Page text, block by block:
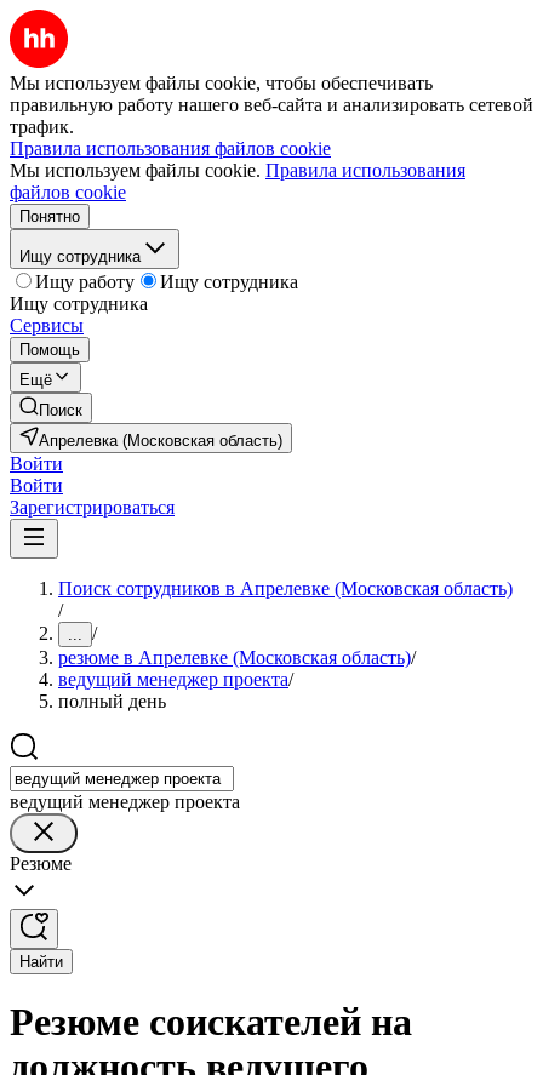
Мы используем файлы cookie, чтобы обеспечивать
правильную работу нашего веб-сайта и анализировать сетевой
трафик.
Правила использования файлов cookie
Мы используем файлы cookie. Правила использования
файлов cookie
Понятно
Ищу сотрудника
Ищу работу
Ищу сотрудника
Ищу сотрудника
Сервисы
Помощь
Ещё
Поиск
Апрелевка (Московская область)
Войти
Войти
Зарегистрироваться
Поиск сотрудников в Апрелевке (Московская область)
/
... /
резюме в Апрелевке (Московская область)/
ведущий менеджер проекта/
полный день
ведущий менеджер проекта
Резюме
Найти
Резюме соискателей на